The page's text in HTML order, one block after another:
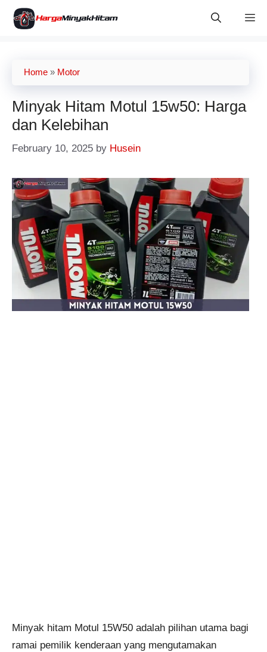
Skip
Home » Motor
Minyak Hitam Motul 15w50: Harga
dan Kelebihan
February 10, 2025 by Husein
Minyak hitam Motul 15W50 adalah pilihan utama bagi
ramai pemilik kenderaan yang mengutamakan